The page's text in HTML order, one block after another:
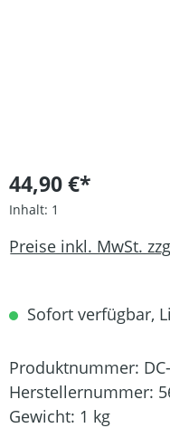
44,90 €*
Inhalt: 1
Preise inkl. MwSt.
Sofort verfügbar,
Produktnummer:
Herstellernummer:
Gewicht: 1 kg